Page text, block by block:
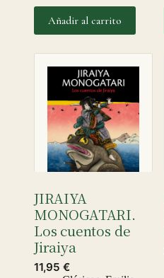
Añadir al carrito
JIRAIYA
MONOGATARI.
Los cuentos de
Jiraiya
11,95 €